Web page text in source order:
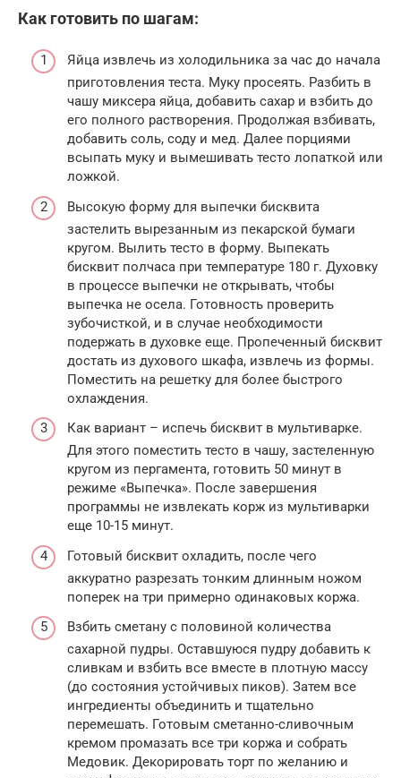
Как готовить по шагам:
Яйца извлечь из холодильника за час до начала
приготовления теста. Муку просеять. Разбить в
чашу миксера яйца, добавить сахар и взбить до
его полного растворения. Продолжая взбивать,
добавить соль, соду и мед. Далее порциями
всыпать муку и вымешивать тесто лопаткой или
ложкой.
Высокую форму для выпечки бисквита
застелить вырезанным из пекарской бумаги
кругом. Вылить тесто в форму. Выпекать
бисквит полчаса при температуре 180 г. Духовку
в процессе выпечки не открывать, чтобы
выпечка не осела. Готовность проверить
зубочисткой, и в случае необходимости
подержать в духовке еще. Пропеченный бисквит
достать из духового шкафа, извлечь из формы.
Поместить на решетку для более быстрого
охлаждения.
Как вариант – испечь бисквит в мультиварке.
Для этого поместить тесто в чашу, застеленную
кругом из пергамента, готовить 50 минут в
режиме «Выпечка». После завершения
программы не извлекать корж из мультиварки
еще 10-15 минут.
Готовый бисквит охладить, после чего
аккуратно разрезать тонким длинным ножом
поперек на три примерно одинаковых коржа.
Взбить сметану с половиной количества
сахарной пудры. Оставшуюся пудру добавить к
сливкам и взбить все вместе в плотную массу
(до состояния устойчивых пиков). Затем все
ингредиенты объединить и тщательно
перемешать. Готовым сметанно-сливочным
кремом промазать все три коржа и собрать
Медовик. Декорировать торт по желанию и